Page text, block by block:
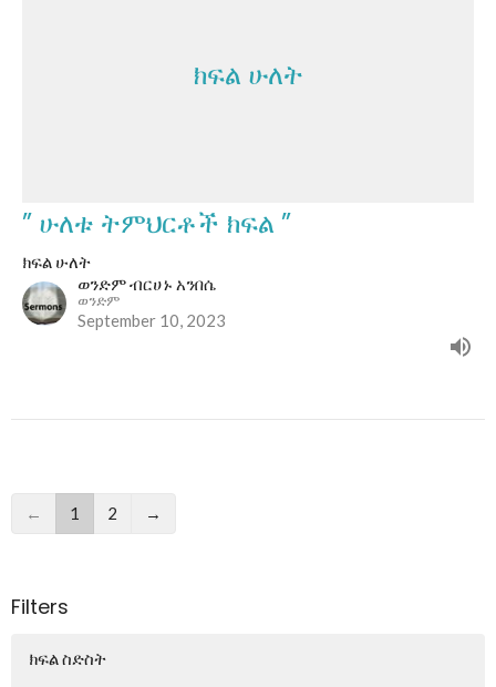
ክፍል ሁለት
” ሁለቱ ትምህርቶች ክፍል ”
ክፍል ሁለት
ወንድም ብርሀኑ አንበሴ
ወንድም
September 10, 2023
← 1 2 →
Filters
ክፍል ስድስት